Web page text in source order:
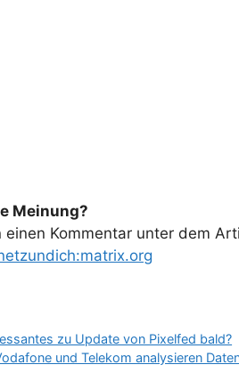
Meinung?
einen Kommentar unter dem
zu Update von Pixelfed bald?
und Telekom analysieren